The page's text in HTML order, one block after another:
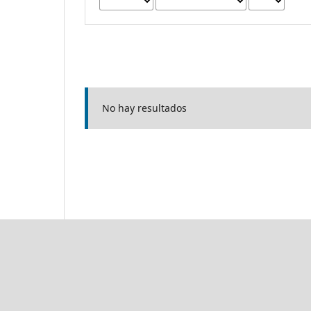
No hay resultados